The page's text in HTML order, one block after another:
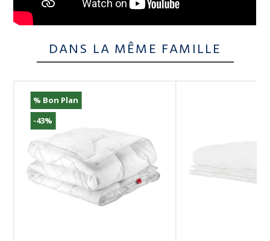
DANS LA MÊME FAMILLE
% Bon Plan
-43%